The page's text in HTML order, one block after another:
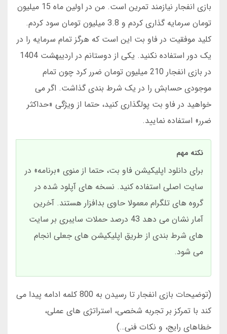
بازی انفجار نیازمند تمرین است. من در اولین ماه 15 میلیون
تومان سرمایه گذاری کردم و 3.8 میلیون تومان سود کردم.
کلید موفقیت در فاو بت این است که هرگز تمام سرمایه را در
یک دور استفاده نکنید. یکی از دوستانم در اردیبهشت 1404
در بازی انفجار 210 میلیون تومان ضرر کرد چون تمام
موجودی حسابش را در یک شرط بندی گذاشت. اگر می
خواهید در فاو بت پولگذاری کنید، حتما از ویژگی «حداکثر
ضرر» استفاده نمایید.
نکته مهم
برای دانلود اپلیکیشن فاو بت، حتما از منوی «برنامه» در
سایت اصلی استفاده کنید. نسخه های آپلود شده در
گروه های تلگرام معمولا حاوی بدافزار هستند. آخرین
آمار نشان می دهد 43 درصد حملات سایبری بر سایت
های شرط بندی از طریق اپلیکیشن های جعلی انجام
می شود.
(توضیحات بازی انفجار تا رسیدن به 800 کلمه ادامه پیدا می
کند با تمرکز بر تجربه شخصی، استراتژی های عملی،
خطاهای رایج، و نکات فنی…)